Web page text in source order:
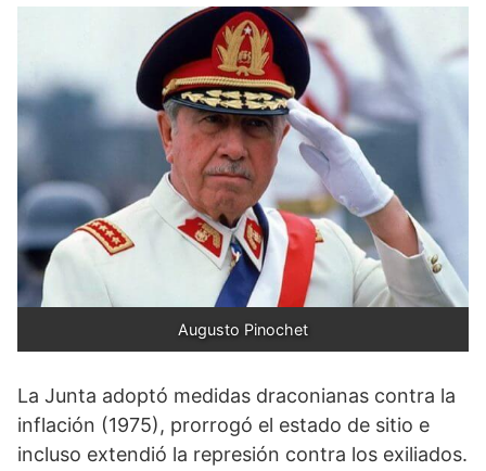
Augusto Pinochet
La Junta adoptó medidas draconianas contra la
inflación (1975), prorrogó el estado de sitio e
incluso extendió la represión contra los exiliados.